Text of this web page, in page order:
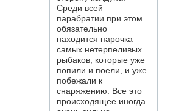
Среди всей
парабратии при этом
обязательно
находится парочка
самых нетерпеливых
рыбаков, которые уже
попили и поели, и уже
побежали к
снаряжению. Все это
происходящее иногда